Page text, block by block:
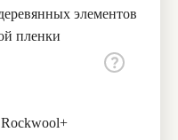
элементов
пленки